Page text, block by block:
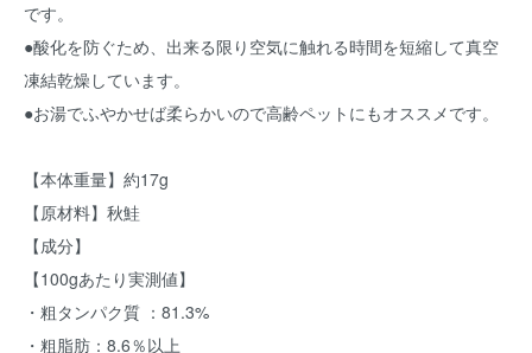
です。
●酸化を防ぐため、出来る限り空気に触れる時間を短縮して真空
凍結乾燥しています。
●お湯でふやかせば柔らかいので高齢ペットにもオススメです。
【本体重量】約17g
【原材料】秋鮭
【成分】
【100gあたり実測値】
・粗タンパク質 ：81.3%
・粗脂肪：8.6％以上